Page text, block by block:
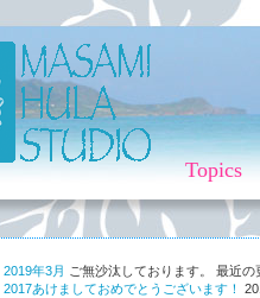
Topics
2019年3月 ご無沙汰しております。 最近
2017あけましておめでとうございます！